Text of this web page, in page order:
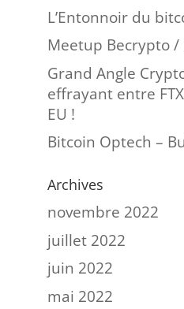
L’Entonnoir du
Meetup Becrypto /
Grand Angle
effrayant entre
EU !
Bitcoin Optech –
Archives
novembre 2022
juillet 2022
juin 2022
mai 2022